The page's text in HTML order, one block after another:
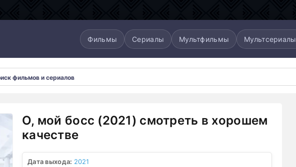
Фильмы Сериалы Мультфильмы Мультсериалы
О, мой босс (2021) смотреть в хорошем
качестве
Дата выхода: 2021